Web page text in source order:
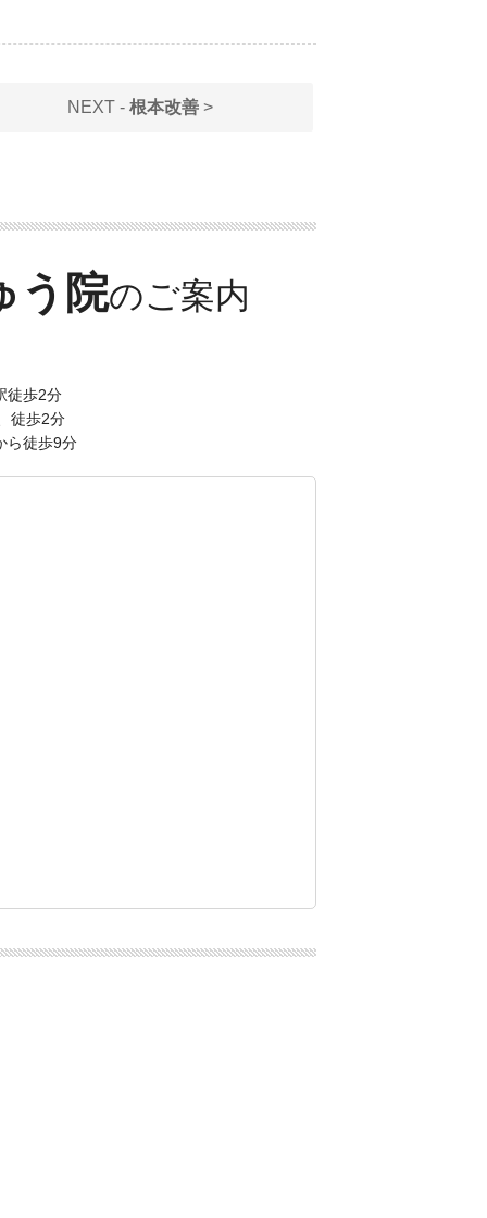
NEXT - 根本改善>
う院
徒歩2分
徒歩2分
ら徒歩9分